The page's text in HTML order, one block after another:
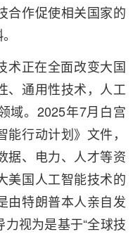
合作促使相关国家的
术正在全面改变大国
、通用性技术，人工
域。2025年7月白宫
行动计划》文件，
据、电力、人才等资
美国人工智能技术的
由特朗普本人亲自发
视为是基于“全球技